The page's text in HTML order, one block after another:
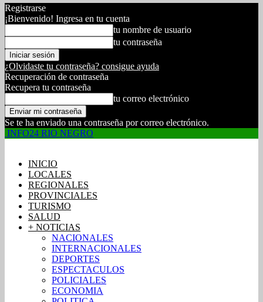
Registrarse
¡Bienvenido! Ingresa en tu cuenta
tu nombre de usuario
tu contraseña
¿Olvidaste tu contraseña? consigue ayuda
Recuperación de contraseña
Recupera tu contraseña
tu correo electrónico
Se te ha enviado una contraseña por correo electrónico.
INFO24 RIO NEGRO
INICIO
LOCALES
REGIONALES
PROVINCIALES
TURISMO
SALUD
+ NOTICIAS
NACIONALES
INTERNACIONALES
DEPORTES
ESPECTACULOS
POLICIALES
ECONOMIA